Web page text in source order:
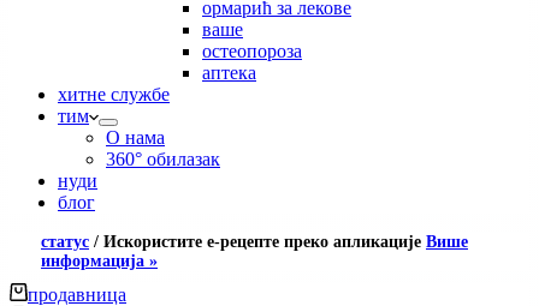
ормарић за лекове
ваше
остеопороза
аптека
хитне службе
тим
О нама
360° обилазак
нуди
блог
статус / Искористите е-рецепте преко апликације Више
информација »
продавница